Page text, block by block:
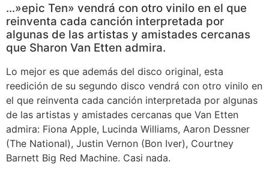
…»epic Ten» vendrá con otro vinilo en el que
reinventa cada canción interpretada por
algunas de las artistas y amistades cercanas
que Sharon Van Etten admira.
Lo mejor es que además del disco original, esta
reedición de su segundo disco vendrá con otro vinilo en
el que reinventa cada canción interpretada por algunas
de las artistas y amistades cercanas que Van Etten
admira: Fiona Apple, Lucinda Williams, Aaron Dessner
(The National), Justin Vernon (Bon Iver), Courtney
Barnett Big Red Machine. Casi nada.